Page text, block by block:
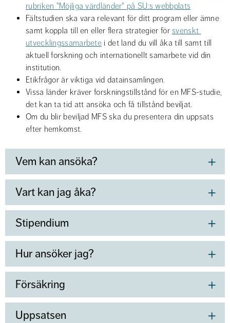
rubriken "Möjliga värdländer" på SU:s webbplats
Fältstudien ska vara relevant för ditt program eller ämne
samt koppla till en eller flera strategier för svenskt
utvecklingssamarbete i det land du vill åka till samt till
aktuell forskning och internationellt samarbete vid din
institution.
Etikfrågor är viktiga vid datainsamlingen.
Vissa länder kräver forskningstillstånd för en MFS-studie,
det kan ta tid att ansöka och få tillstånd beviljat.
Om du blir beviljad MFS ska du presentera din uppsats
efter hemkomst.
Vem kan ansöka?
Vart kan jag åka?
Stipendium
Hur ansöker jag?
Försäkring
Uppsatsen